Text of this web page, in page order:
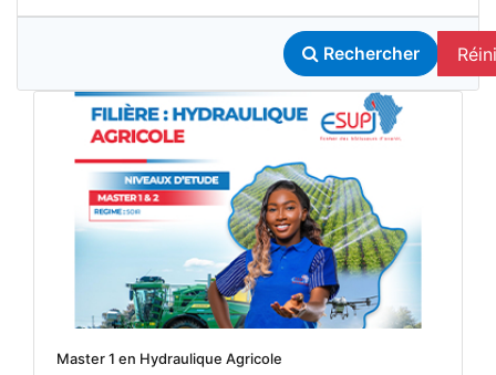
Rechercher
Master 1 en Hydraulique Agricole